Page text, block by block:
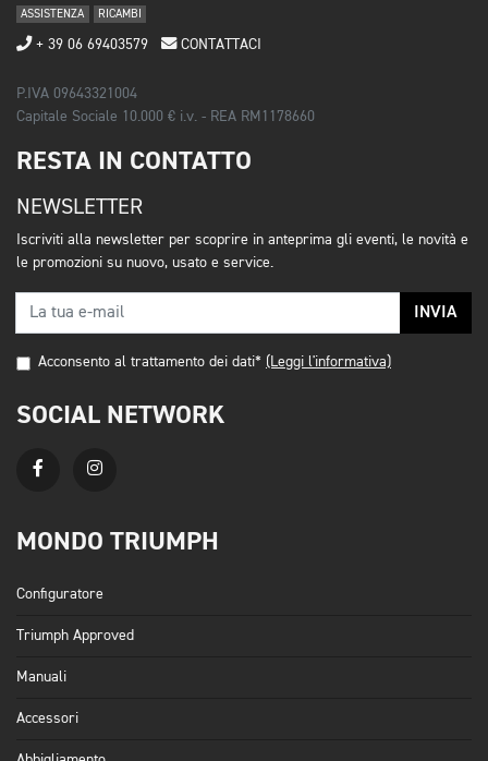
ASSISTENZA RICAMBI
+ 39 06 69403579 CONTATTACI
P.IVA 09643321004
Capitale Sociale 10.000 € i.v. - REA RM1178660
RESTA IN CONTATTO
NEWSLETTER
Iscriviti alla newsletter per scoprire in anteprima gli eventi, le novità e
le promozioni su nuovo, usato e service.
INVIA
Acconsento al trattamento dei dati* (Leggi l'informativa)
SOCIAL NETWORK
MONDO TRIUMPH
Configuratore
Triumph Approved
Manuali
Accessori